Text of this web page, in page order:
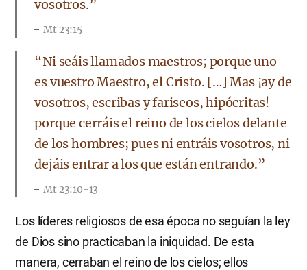
vosotros.”
Mt 23:15
“Ni seáis llamados maestros; porque uno
es vuestro Maestro, el Cristo. […] Mas ¡ay de
vosotros, escribas y fariseos, hipócritas!
porque cerráis el reino de los cielos delante
de los hombres; pues ni entráis vosotros, ni
dejáis entrar a los que están entrando.”
Mt 23:10-13
Los líderes religiosos de esa época no seguían la ley
de Dios sino practicaban la iniquidad. De esta
manera, cerraban el reino de los cielos; ellos